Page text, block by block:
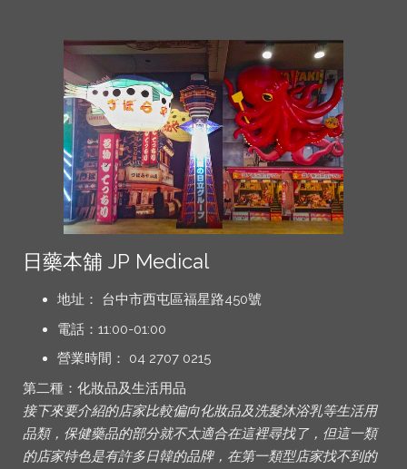
日藥本舖 JP Medical
地址： 台中市西屯區福星路450號
電話：11:00-01:00
營業時間： 04 2707 0215
第二種：化妝品及生活用品
接下來要介紹的店家比較偏向化妝品及洗髮沐浴乳等生活用
品類，保健藥品的部分就不太適合在這裡尋找了，但這一類
的店家特色是有許多日韓的品牌，在第一類型店家找不到的